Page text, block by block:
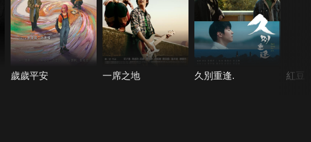
歲歲平安 一席之地 久別重逢. 紅豆